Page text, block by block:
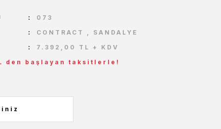
073
CONTRACT , SANDALYE
7.392,00 TL + KDV
den başlayan taksitlerle!